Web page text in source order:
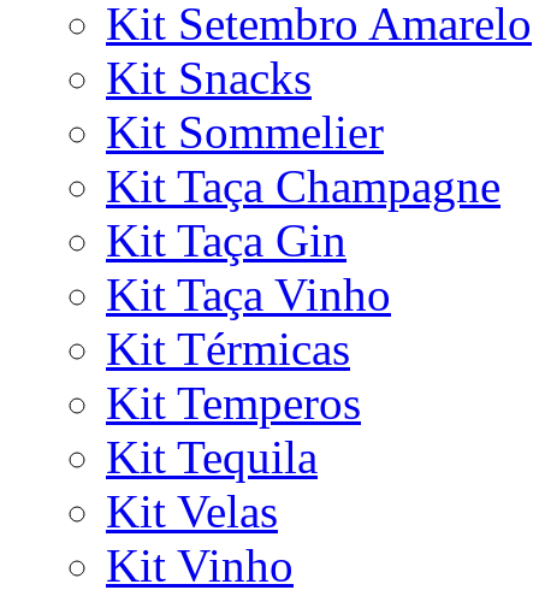
Kit Setembro Amarelo
Kit Snacks
Kit Sommelier
Kit Taça Champagne
Kit Taça Gin
Kit Taça Vinho
Kit Térmicas
Kit Temperos
Kit Tequila
Kit Velas
Kit Vinho